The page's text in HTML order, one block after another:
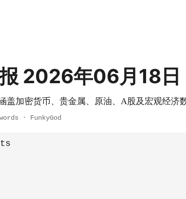
2026年06月18日
盖加密货币、贵金属、原油、A股及宏观经济
· FunkyGod